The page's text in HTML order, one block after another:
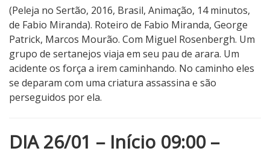
(Peleja no Sertão, 2016, Brasil, Animação, 14 minutos,
de Fabio Miranda). Roteiro de Fabio Miranda, George
Patrick, Marcos Mourão. Com Miguel Rosenbergh. Um
grupo de sertanejos viaja em seu pau de arara. Um
acidente os força a irem caminhando. No caminho eles
se deparam com uma criatura assassina e são
perseguidos por ela.
DIA 26/01 – Início 09:00 –